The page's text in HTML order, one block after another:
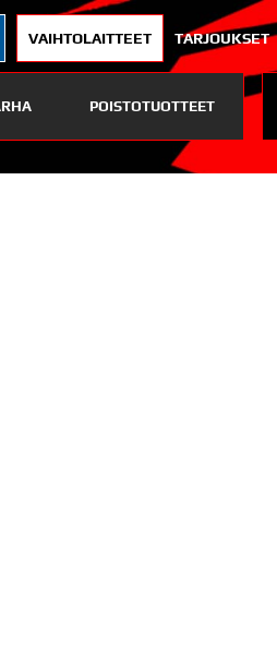
VAIHTOLAITTEET TARJOUKSET
POISTOTUOTTEET